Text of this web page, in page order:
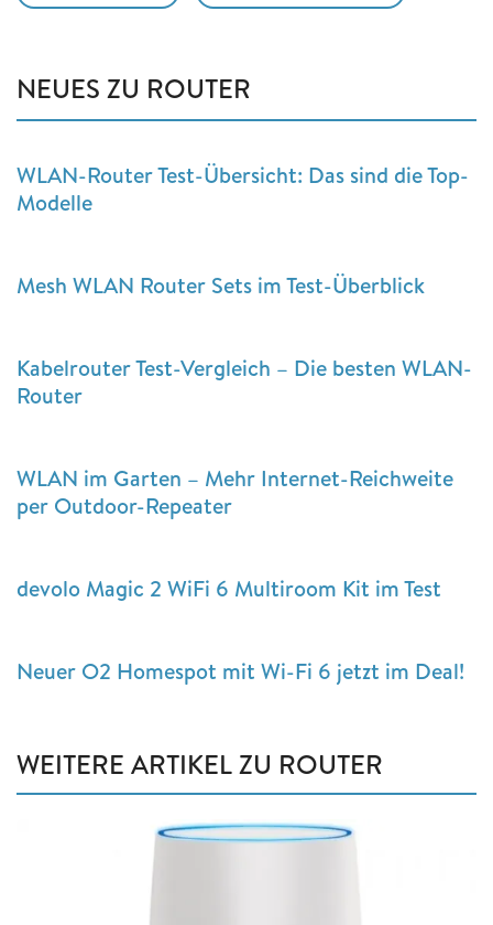
NEUES ZU ROUTER
WLAN-Router Test-Übersicht: Das sind die Top-
Modelle
Mesh WLAN Router Sets im Test-Überblick
Kabelrouter Test-Vergleich – Die besten WLAN-
Router
WLAN im Garten – Mehr Internet-Reichweite
per Outdoor-Repeater
devolo Magic 2 WiFi 6 Multiroom Kit im Test
Neuer O2 Homespot mit Wi-Fi 6 jetzt im Deal!
WEITERE ARTIKEL ZU ROUTER